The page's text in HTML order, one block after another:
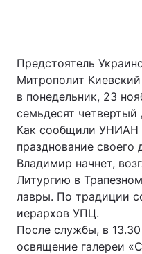
Предстоятель
Митрополит
в понедельник, 23
семьдесят
Как сообщили УНИАН
празднование
Владимир начнет,
Литургию в
лавры. По традиции
иерархов УПЦ.
После службы, в
освящение галереи